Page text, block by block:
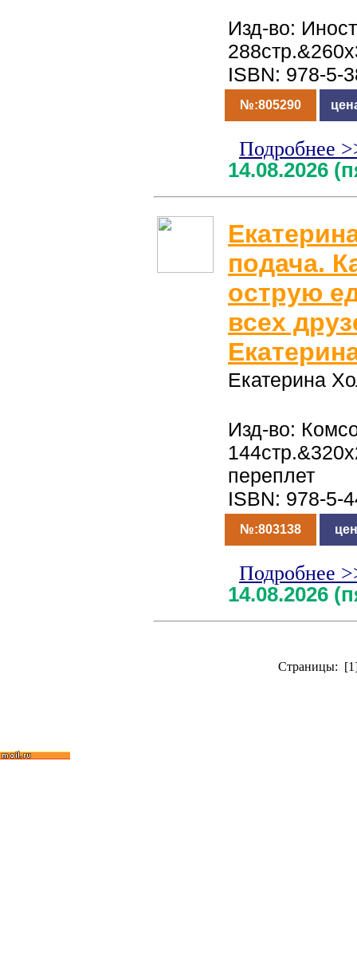
Изд-во:
ISBN: 978-5-
№:805290
Подробнее
14.08.2026
подача.
острую
всех
Екатерина
Изд-во:
переплет
ISBN: 978-5-
№:803138
Подробнее
14.08.2026
Страницы: